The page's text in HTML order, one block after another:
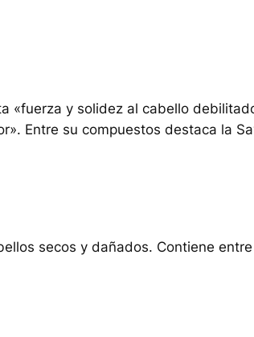
«fuerza y solidez al cabello
Entre su compuestos destaca la
secos y dañados. Contiene